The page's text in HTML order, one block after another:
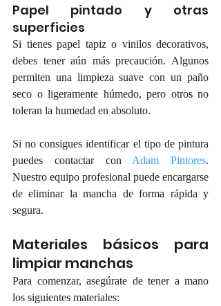
Papel pintado y otras
superficies
Si tienes papel tapiz o vinilos decorativos,
debes tener aún más precaución. Algunos
permiten una limpieza suave con un paño
seco o ligeramente húmedo, pero otros no
toleran la humedad en absoluto.
Si no consigues identificar el tipo de pintura
puedes contactar con Adam Pintores.
Nuestro equipo profesional puede encargarse
de eliminar la mancha de forma rápida y
segura.
Materiales básicos para
limpiar manchas
Para comenzar, asegúrate de tener a mano
los siguientes materiales: